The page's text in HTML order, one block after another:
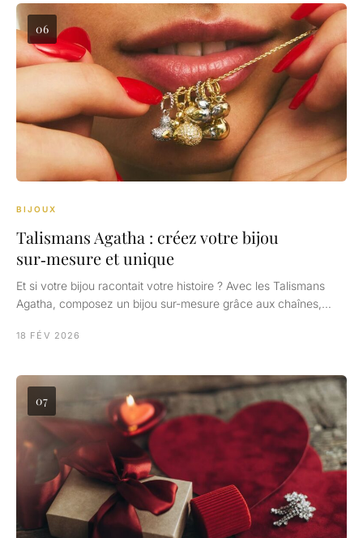
06
BIJOUX
Talismans Agatha : créez votre bijou
sur‑mesure et unique
Et si votre bijou racontait votre histoire ? Avec les Talismans
Agatha, composez un bijou sur-mesure grâce aux chaînes,…
18 FÉV 2026
07